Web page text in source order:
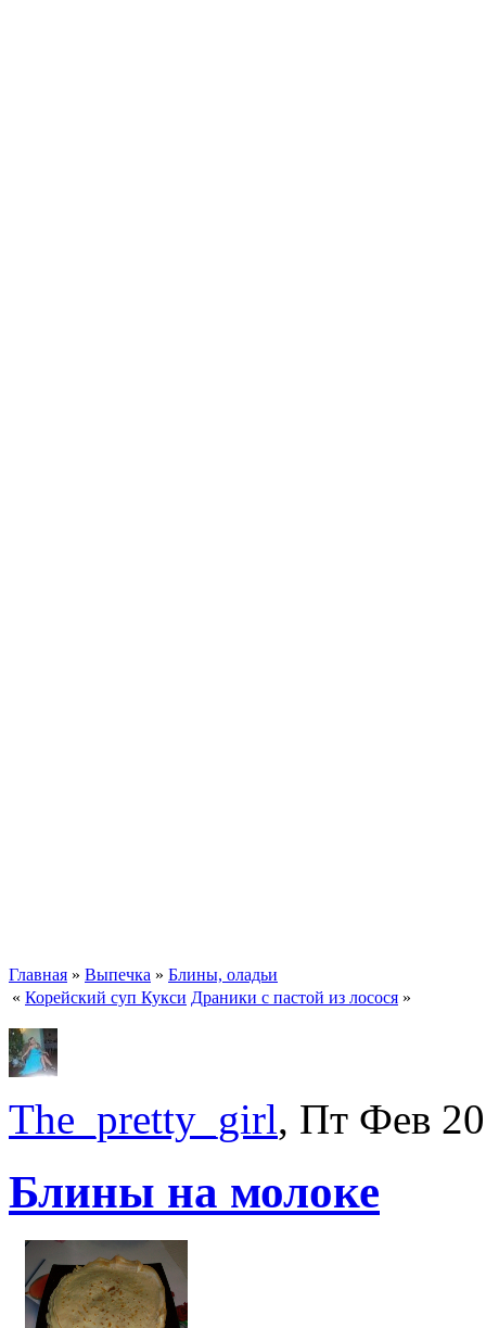
Главная » Выпечка » Блины, оладьи
« Корейский суп Кукси Драники с пастой из лосося »
The_pretty_girl, Пт Фев
Блины на молоке